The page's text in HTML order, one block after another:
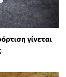
γίνεται